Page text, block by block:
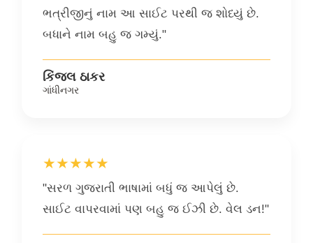
ભત્રીજીનું નામ આ સાઈટ પરથી જ શોધ્યું છે.
બધાને નામ બહુ જ ગમ્યું."
કિંજલ ઠાકર
ગાંધીનગર
★★★★★
"સરળ ગુજરાતી ભાષામાં બધું જ આપેલું છે.
સાઈટ વાપરવામાં પણ બહુ જ ઈઝી છે. વેલ ડન!"